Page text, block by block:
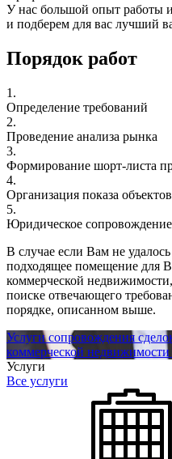
У нас большой опыт работы
и подберем для вас лучший
Порядок работ
1.
Определение требований
2.
Проведение анализа рынка
3.
Формирование шорт-листа
4.
Организация показа объектов
5.
Юридическое
В случае если Вам не
подходящее помещение для
коммерческой
поиске отвечающего
порядке, описанном выше.
Услуги сопровождения
коммерческой недвижимости
Услуги
Все услуги